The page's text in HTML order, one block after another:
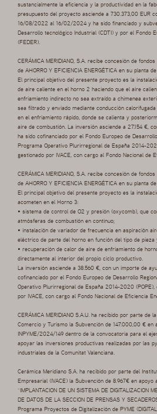
sustancialmente la eficiencia y la productividad en la
presupuesto del proyecto asciende a 730.373,00 EUR
16/08/2022 al 16/02/2024 y ha sido financiado y
Desarrollo tecnológico Industrial (CDTI) y por el Fondo
(FEDER).
CERÁMICA MERIDIANO, S.A. recibe concesión de
de AHORRO Y EFICIENCIA ENERGÉTICA en su planta
El principal objetivo del presente proyecto es la
de aire caliente en el horno 2 haciendo que el aire
enfriamiento indirecto no sea extraído a chimenea
sea filtrado y enviado mediante conducción
en el enfriamiento rápido, donde se calienta y
aire de combustión. La inversión asciende a 27.154 €,
ha sido cofinanciado por el Fondo Europeo de
Programa Operativo Plurirregional de España 2014-
gestionado por IVACE, con cargo al Fondo Nacional de
CERÁMICA MERIDIANO, S.A. recibe concesión de
de AHORRO Y EFICIENCIA ENERGÉTICA en su planta
El principal objetivo del presente proyecto es la
acometen en el Horno 3:
• sistema de control de O2 y presión (oxycomb), que
atmósferas de combustión en continuo;
• instalación de variador de frecuencia en aspiración
eléctrico de parte del horno en función del tipo de pieza
• recuperación de calor de aire de enfriamiento de
directamente al interior del propio ciclo productivo.
La inversión asciende a 38.560 €, con un importe de
cofinanciado por el Fondo Europeo de Desarrollo
Operativo Plurirregional de España 2014-2020
por IVACE, con cargo al Fondo Nacional de Eficiencia
CERÁMICA MERIDIANO S.A.U. ha recibido por parte de
Comercio y Turismo la Subvención de 147.000,00 € en
INPYME/2024/149 dentro de la convocatoria para el
apoyar las inversiones productivas realizadas por las
industriales de la Comunitat Valenciana.
Cerámica Meridiano S.A. ha recibido por parte del
Empresarial (IVACE) la Subvención de 8.967€ en
“IMPLANTACION DE UN SISTEMA DE DIGITALIZACION
DE DATOS DE LA SECCION DE PRENSAS Y
Programa Proyectos de Digitalización de PYME